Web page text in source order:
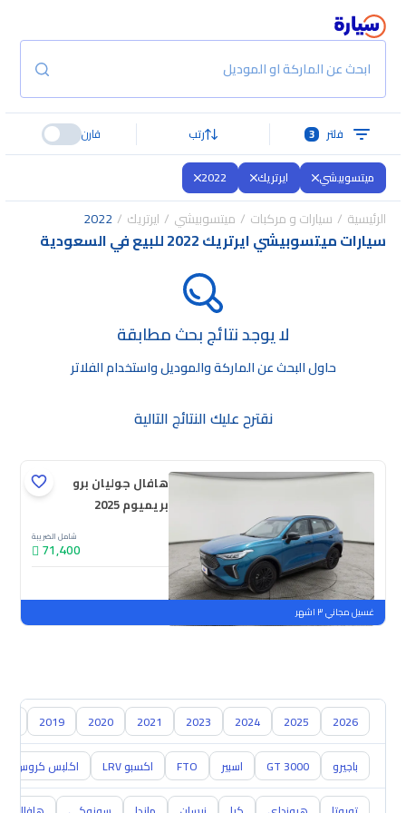
ابحث عن الماركة او الموديل
فلتر 3 رتب قارن
ميتسوبيشي ايرتريك 2022
الرئيسية سيارات و مركبات ميتسوبيشي ايرتريك 2022
سيارات ميتسوبيشي ايرتريك 2022 للبيع في السعودية
لا يوجد نتائج بحث مطابقة
حاول البحث عن الماركة والموديل واستخدام الفلاتر
نقترح عليك النتائج التالية
هافال جوليان برو
بريميوم 2025
شامل الضريبة
71,400
جديدة
ملوحة
غسيل مجاني ٣ اشهر
2026
2025
2024
2023
2021
2020
2019
باجيرو GT 3000 اسبير FTO اكسبو LRV اكلبس كروس